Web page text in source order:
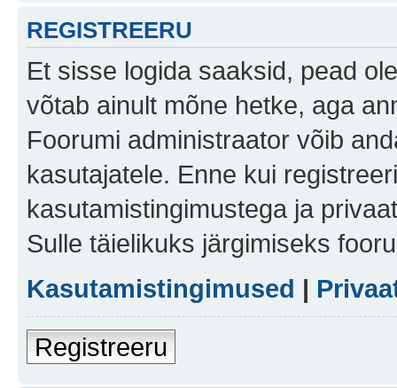
REGISTREERU
Et sisse logida saaksid, pead
võtab ainult mõne hetke, aga
Foorumi administraator võib
kasutajatele. Enne kui
kasutamistingimustega ja
Sulle täielikuks järgimiseks
Kasutamistingimused |
Registreeru